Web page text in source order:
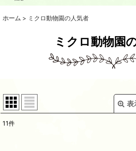
ホーム > ミクロ動物園の人気者
ミクロ動物園
表
11件